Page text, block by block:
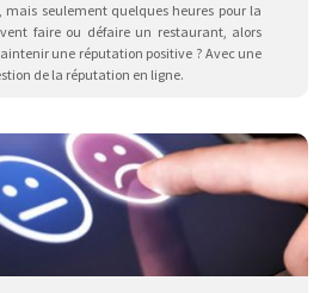
mais seulement quelques heures pour la
faire ou défaire un restaurant, alors
une réputation positive ? Avec une
de la réputation en ligne.